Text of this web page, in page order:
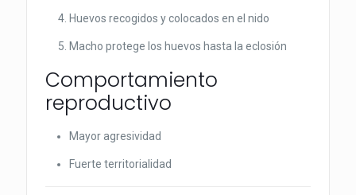
Huevos recogidos y colocados en el nido
Macho protege los huevos hasta la eclosión
Comportamiento
reproductivo
Mayor agresividad
Fuerte territorialidad